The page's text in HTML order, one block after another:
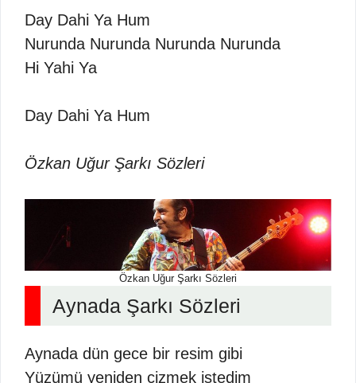
Day Dahi Ya Hum
Nurunda Nurunda Nurunda Nurunda
Hi Yahi Ya
Day Dahi Ya Hum
Özkan Uğur Şarkı Sözleri
Özkan Uğur Şarkı Sözleri
Aynada Şarkı Sözleri
Aynada dün gece bir resim gibi
Yüzümü yeniden çizmek istedim